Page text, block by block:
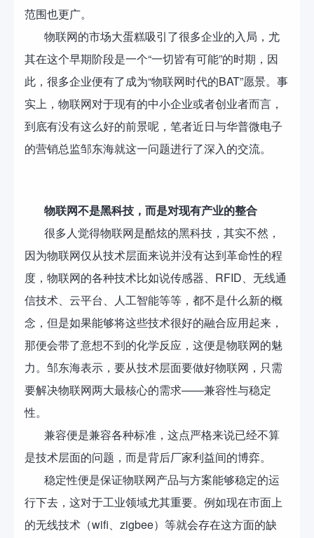
范围也更广。
物联网的市场大蛋糕吸引了很多企业的入局，尤
其在这个早期阶段是一个“一切皆有可能”的时期，因
此，很多企业便有了成为“物联网时代的BAT”愿景。事
实上，物联网对于现有的中小企业或者创业者而言，
到底有没有这么好的前景呢，笔者近日与华普微电子
的营销总监邹东海就这一问题进行了深入的交流。
物联网不是黑科技，而是对现有产业的整合
很多人觉得物联网是酷炫的黑科技，其实不然，
因为物联网仅从技术层面来说并没有达到革命性的程
度，物联网的各种技术比如说传感器、RFID、无线通
信技术、云平台、人工智能等等，都不是什么新的概
念，但是如果能够将这些技术很好的融合应用起来，
那便会带了意想不到的化学反应，这便是物联网的魅
力。邹东海表示，要从技术层面要做好物联网，只需
要解决物联网两大最核心的需求——兼容性与稳定
性。
兼容便是兼容各种标准，这点严格来说已经不算
是技术层面的问题，而是背后厂家利益间的博弈。
稳定性便是保证物联网产品与方案能够稳定的运
行下去，这对于工业领域尤其重要。例如现在市面上
的无线技术（wifi、zigbee）等就会存在这方面的缺